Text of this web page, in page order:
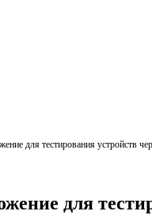
для тестирования устройств
для